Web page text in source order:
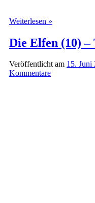
Weiterlesen »
(25)
–
Masken
Die Elfen (10) –
Veröffentlicht am 15. Juni
Kommentare